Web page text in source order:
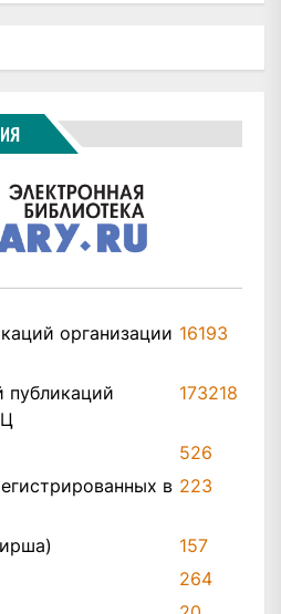
организации 16193
публикаций
173218
526
в 223
157
264